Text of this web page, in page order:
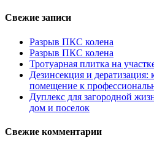
Свежие записи
Разрыв ПКС колена
Разрыв ПКС колена
Тротуарная плитка на
Дезинсекция и дератизация:
помещение к
Дуплекс для загородной
дом и поселок
Свежие комментарии